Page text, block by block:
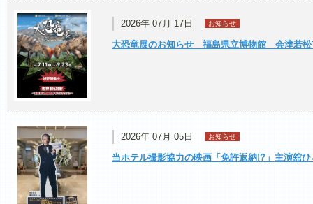
2026年 07月 17日 お知らせ
大恐竜展のお知らせ 福島県立博物館 会津若
2026年 07月 05日 お知らせ
当ホテル撮影協力の映画「免許返納!?」主演舘